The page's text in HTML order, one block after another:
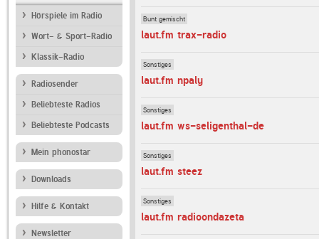
Hörspiele im Radio
Wort- & Sport-Radio
Klassik-Radio
Radiosender
Beliebteste Radios
Beliebteste Podcasts
Mein phonostar
Downloads
Hilfe & Kontakt
Newsletter
Bunt gemischt
laut.fm trax-radio
Sonstiges
laut.fm npaly
Sonstiges
laut.fm ws-seligenthal-de
Sonstiges
laut.fm steez
Sonstiges
laut.fm radioondazeta